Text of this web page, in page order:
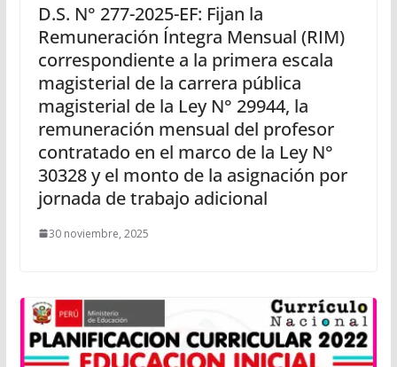
D.S. N° 277-2025-EF: Fijan la
Remuneración Íntegra Mensual (RIM)
correspondiente a la primera escala
magisterial de la carrera pública
magisterial de la Ley N° 29944, la
remuneración mensual del profesor
contratado en el marco de la Ley N°
30328 y el monto de la asignación por
jornada de trabajo adicional
30 noviembre, 2025